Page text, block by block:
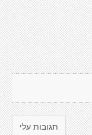
תגובות עלי